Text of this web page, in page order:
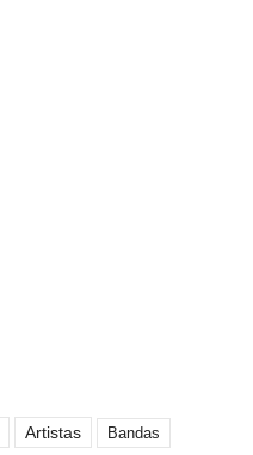
Artistas Bandas